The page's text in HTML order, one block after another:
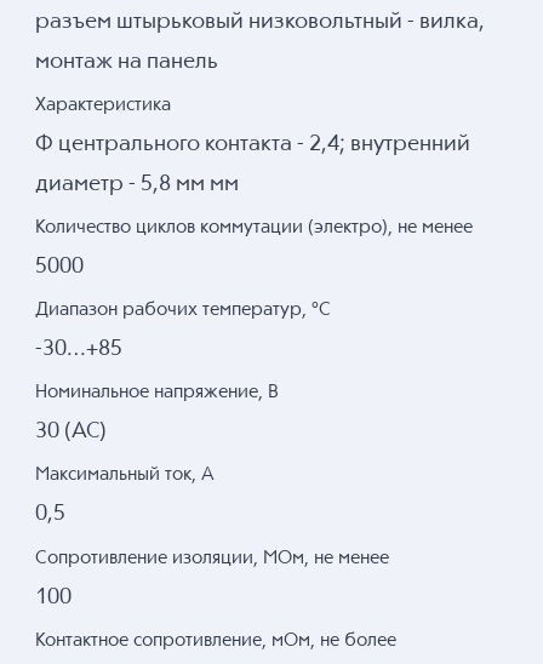
разъем штырьковый низковольтный - вилка,
монтаж на панель
Характеристика
Ф центрального контакта - 2,4; внутренний
диаметр - 5,8 мм мм
Количество циклов коммутации (электро), не менее
5000
Диапазон рабочих температур, °C
-30…+85
Номинальное напряжение, В
30 (AC)
Максимальный ток, А
0,5
Сопротивление изоляции, МОм, не менее
100
Контактное сопротивление, мОм, не более